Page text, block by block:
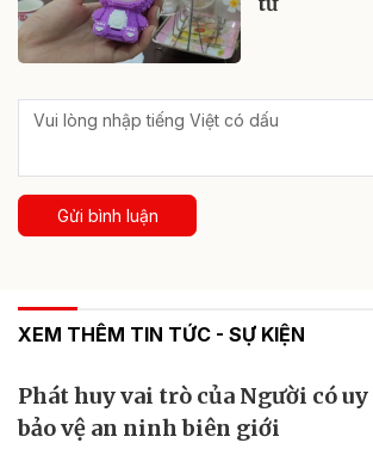
Gửi bình luận
XEM THÊM TIN TỨC - SỰ KIỆN
Phát huy vai trò của Người có
bảo vệ an ninh biên giới